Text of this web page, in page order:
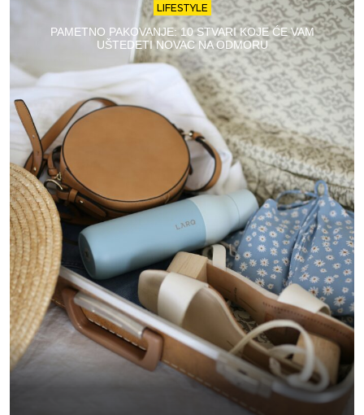
LIFESTYLE
PAMETNO PAKOVANJE: 10 STVARI KOJE ĆE VAM
UŠTEDETI NOVAC NA ODMORU